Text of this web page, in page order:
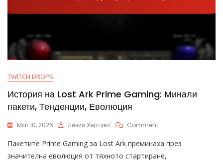
TWITCH DROPS
История на Lost Ark Prime Gaming: Минали
пакети, Тенденции, Еволюция
Mar 10, 2026 Ливия Хартуел CommentOn
На
Lost
Пакетите Prime Gaming за Lost Ark преминаха през
значителна еволюция от тяхното стартиране,